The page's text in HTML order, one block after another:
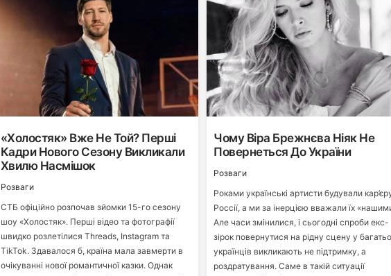
«Холостяк» Вже Не Той? Перші
Кадри Нового Сезону Викликали
Хвилю Насмішок
Розваги
СТБ офіційно розпочав зйомки 15-го сезону
шоу «Холостяк». Перші відео та фотографії
швидко розлетілися Threads, Instagram та
TikTok. Здавалося б, країна мала завмерти в
очікуванні нової романтичної казки. Однак
Чому Віра Брежнєва Ніяк Не
Повернеться До України
Розваги
Роками українські артисти будували
Россії, а ми за інерцією вважали їх
Але часи змінилися, і сьогодні спроби екс-
зірок повернутися на рідну сцену у
українців викликають не підтримку, а
роздратування. Саме в такій ситуації